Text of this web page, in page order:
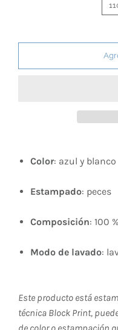
Color: azul y blanco
Estampado: peces
Composición: 100
Modo de lavado:
Este producto está
técnica Block Print,